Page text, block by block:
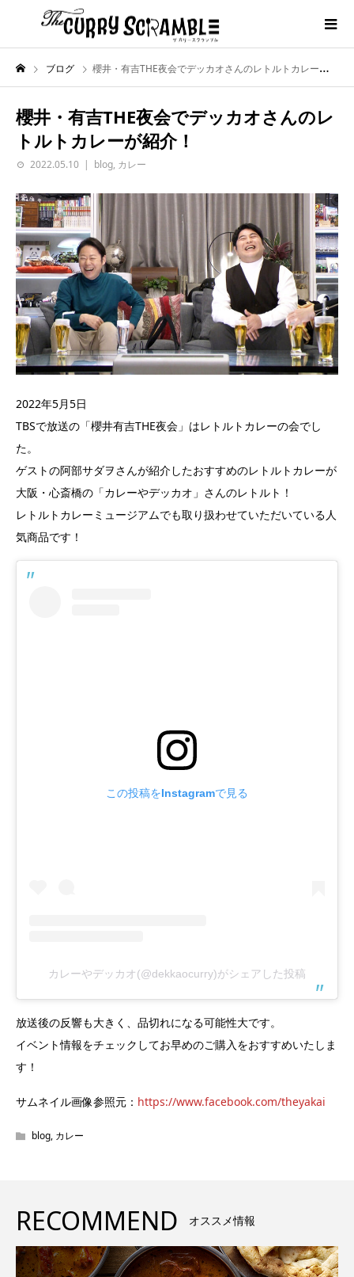
ブログ 櫻井・有吉THE夜会でデッカオさんのレトルトカレーが紹介！
櫻井・有吉THE夜会でデッカオさんのレ
トルトカレーが紹介！
2022.05.10 blog, カレー
2022年5月5日
TBSで放送の「櫻井有吉THE夜会」はレトルトカレーの会でし
た。
ゲストの阿部サダヲさんが紹介したおすすめのレトルトカレーが
大阪・心斎橋の「カレーやデッカオ」さんのレトルト！
レトルトカレーミュージアムでも取り扱わせていただいている人
気商品です！
この投稿をInstagramで見る
カレーやデッカオ(@dekkaocurry)がシェアした投稿
放送後の反響も大きく、品切れになる可能性大です。
イベント情報をチェックしてお早めのご購入をおすすめいたしま
す！
サムネイル画像参照元： https://www.facebook.com/theyakai
blog, カレー
RECOMMEND オススメ情報